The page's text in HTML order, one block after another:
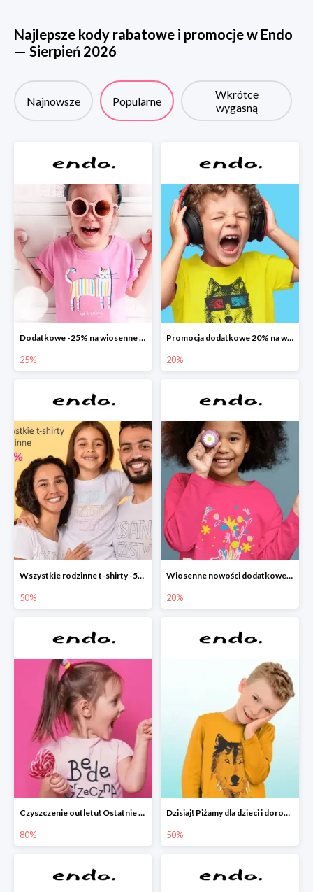
Najlepsze kody rabatowe i promocje w Endo
— Sierpień 2026
Najnowsze Popularne
Wkrótce
wygasną
Dodatkowe -25% na wiosenne nowości
25%
Promocja dodatkowe 20% na wszystko
20%
Wszystkie rodzinne t-shirty -50%
50%
Wiosenne nowości dodatkowe -20%
20%
Czyszczenie outletu! Ostatnie sztuki do -80%
80%
Dzisiaj! Piżamy dla dzieci i dorosłych -50%
50%